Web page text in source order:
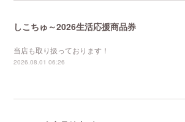
しこちゅ～2026生活応援商品券
当店も取り扱っております！
2026.08.01 06:26